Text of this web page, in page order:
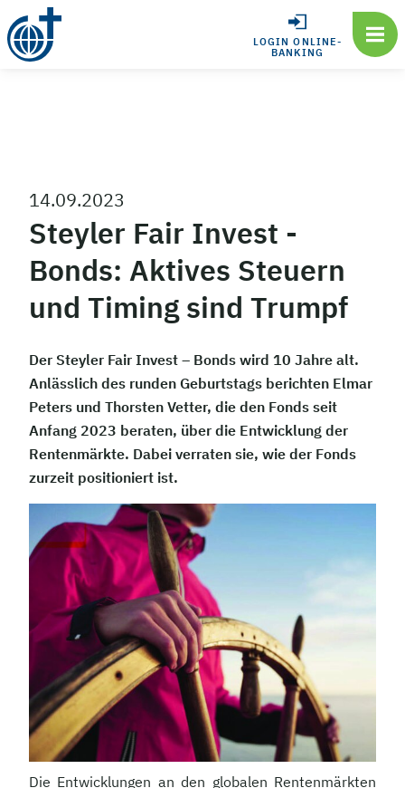
LOGIN ONLINE-
BANKING
14.09.2023
Steyler Fair Invest -
Bonds: Aktives Steuern
und Timing sind Trumpf
Der Steyler Fair Invest – Bonds wird 10 Jahre alt.
Anlässlich des runden Geburtstags berichten Elmar
Peters und Thorsten Vetter, die den Fonds seit
Anfang 2023 beraten, über die Entwicklung der
Rentenmärkte. Dabei verraten sie, wie der Fonds
zurzeit positioniert ist.
Die Entwicklungen an den globalen Rentenmärkten